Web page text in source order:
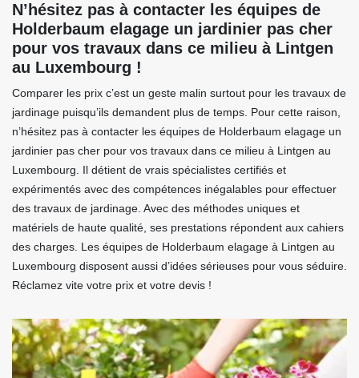
N’hésitez pas à contacter les équipes de
Holderbaum elagage un jardinier pas cher
pour vos travaux dans ce milieu à Lintgen
au Luxembourg !
Comparer les prix c’est un geste malin surtout pour les travaux de
jardinage puisqu’ils demandent plus de temps. Pour cette raison,
n’hésitez pas à contacter les équipes de Holderbaum elagage un
jardinier pas cher pour vos travaux dans ce milieu à Lintgen au
Luxembourg. Il détient de vrais spécialistes certifiés et
expérimentés avec des compétences inégalables pour effectuer
des travaux de jardinage. Avec des méthodes uniques et
matériels de haute qualité, ses prestations répondent aux cahiers
des charges. Les équipes de Holderbaum elagage à Lintgen au
Luxembourg disposent aussi d’idées sérieuses pour vous séduire.
Réclamez vite votre prix et votre devis !